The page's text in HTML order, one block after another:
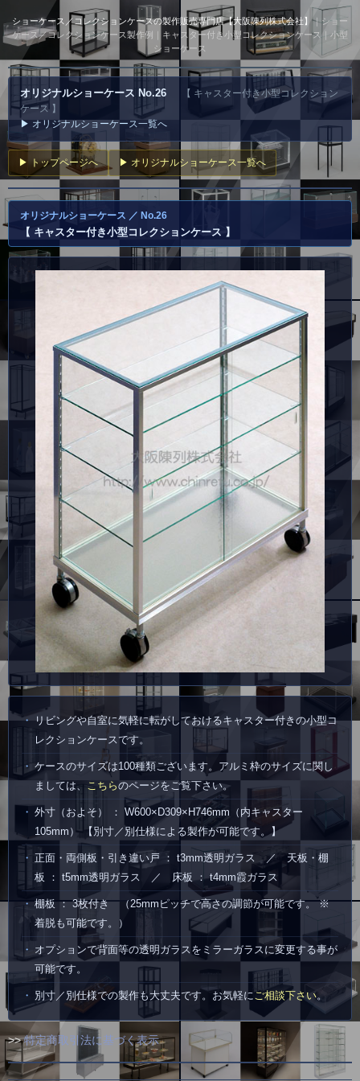
ショーケース／コレクションケースの製作販売専門店【大阪陳列株式会社】｜ショー
ケース／コレクションケース製作例｜キャスター付き小型コレクションケース｜小型
ショーケース
オリジナルショーケース No.26
【 キャスター付き小型コレクション
ケース 】
▶ オリジナルショーケース一覧へ
▶ トップページへ ▶ オリジナルショーケース一覧へ
オリジナルショーケース ／ No.26
【 キャスター付き小型コレクションケース 】
リビングや自室に気軽に転がしておけるキャスター付きの小型コ
レクションケースです。
ケースのサイズは100種類ございます。アルミ枠のサイズに関し
ましては、 こちらのページをご覧下さい。
外寸（およそ） ： W600×D309×H746mm（内キャスター
105mm） 【別寸／別仕様による製作が可能です。】
正面・両側板・引き違い戸 ： t3mm透明ガラス ／ 天板・棚
板 ： t5mm透明ガラス ／ 床板 ： t4mm霞ガラス
棚板 ： 3枚付き （25mmピッチで高さの調節が可能です。 ※
着脱も可能です。）
オプションで背面等の透明ガラスをミラーガラスに変更する事が
可能です。
別寸／別仕様での製作も大丈夫です。お気軽にご相談下さい。
>>特定商取引法に基づく表示